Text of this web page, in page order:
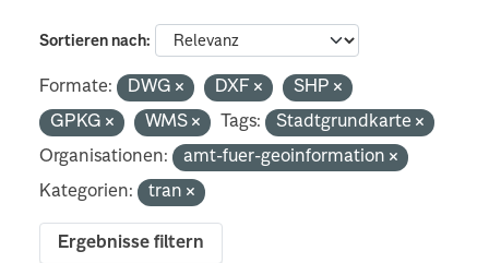
Sortieren nach
Formate: DWG DXF
SHP
GPKG
WMS Tags:
Stadtgrundkarte
Organisationen:
amt-fuer-geoinformation
Kategorien:
tran
Ergebnisse filtern